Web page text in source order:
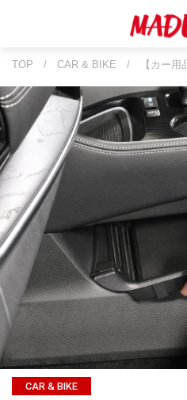
TOP / CAR & BIKE / 【カー
CAR & BIKE